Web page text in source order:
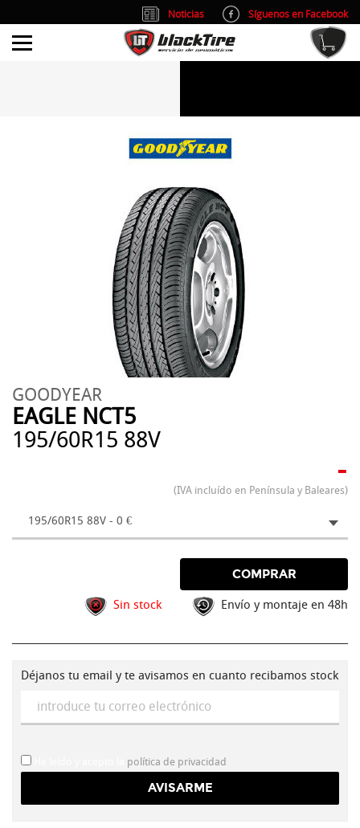
GOODYEAR
EAGLE NCT5
195/60R15 88V
-
(IVA incluído en Península y Baleares)
195/60R15 88V - 0 €
COMPRAR
Sin stock Envío y montaje en 48h
Déjanos tu email y te avisamos en cuanto recibamos stock
política de privacidad
Noticias
Síguenos en Facebook
info@blacktire.es
Atención al cliente: L/V 9:00-14:00 y 15:00-19:00